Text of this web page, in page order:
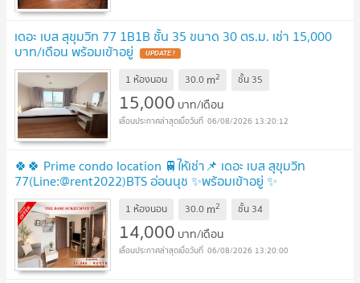
เดอะ เบส สุขุมวิท 77 1B1B ชั้น 35 ขนาด 30 ตร.ม. เช่า 15,000
บาท/เดือน พร้อมเข้าอยู่
1 ห้องนอน 30.0 m2 ชั้น 35
15,000 บาท/เดือน
06/08/2026 13:20:12
🍀🍀 Prime condo location 🚆ให้เช่า📌 เดอะ เบส สุขุมวิท
77(Line:@rent2022)BTS อ่อนนุช ✨พร้อมเข้าอยู่ ✨
A08199
1 ห้องนอน 30.0 m2 ชั้น 34
14,000 บาท/เดือน
06/08/2026 13:20:00